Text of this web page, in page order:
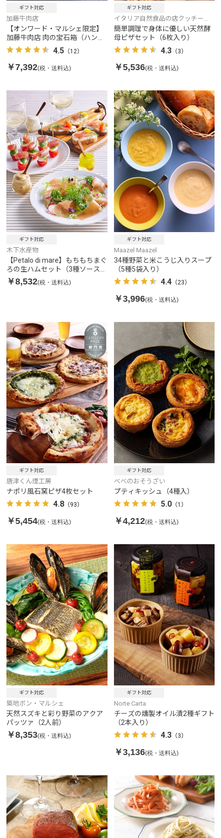
ギフト対応
加藤牛肉店
【オンワード・マルシェ限定】
加藤牛肉店 肉の宝石箱（ハンバ
ーグセット）
4.5 （12）
￥7,392(税・送料込)
ギフト対応
イタリア自然食品の店クッチー
ナ・リナルド
簡単調理で身体に優しい天然酵
母ピザセット（6枚入り）
4.3（3）
￥5,536(税・送料込)
ギフト対応
木下水産物
【Petalo di mare】もちもちまぐ
ろの生ハムセット（3種ソース付
き）
￥8,532(税・送料込)
ギフト対応
Maazel Maazel
34種野菜と米こうじ入りスープ
（5種5袋入り）
4.4（23）
￥3,996(税・送料込)
ギフト対応
唐津くん煙工房
ナポリ風石窯ピザ4枚セット
4.8 （93）
￥5,454(税・送料込)
ギフト対応
べべのおそうざい
プティキッシュ（4種入）
5.0（1）
￥4,212(税・送料込)
ギフト対応
築地ボン・マルシェ
天然スズキと彩り野菜のアクア
パッツァ（2人前）
￥8,353(税・送料込)
ギフト対応
Norte Carta
チーズの燻製オイル漬2種ギフト
（2本入り）
4.3（3）
￥3,136(税・送料込)